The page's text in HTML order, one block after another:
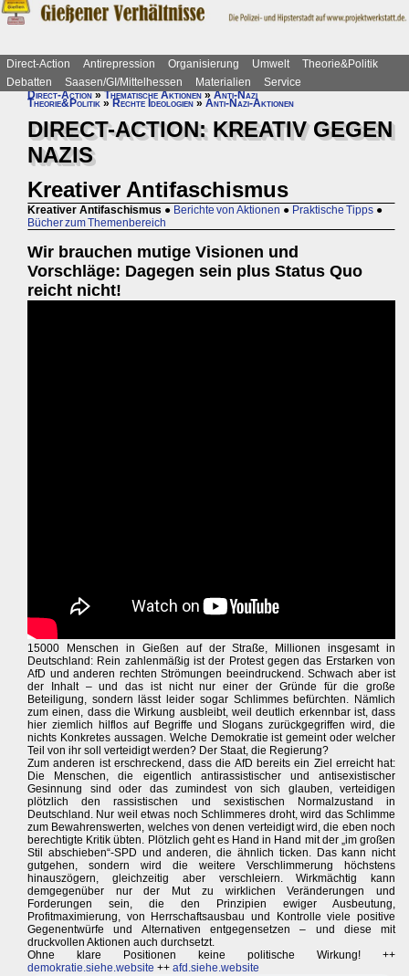
Direct-Action Antirepression Organisierung Umwelt
Theorie&Politik
Debatten
Saasen/GI/Mittelhessen Materialien
Service
Direct-Action»Thematische Aktionen»Anti-Nazi
Theorie&Politik » Rechte Ideologien » Anti-Nazi-Aktionen
DIRECT-ACTION: KREATIV GEGEN
NAZIS
Kreativer Antifaschismus
Kreativer Antifaschismus ● Berichte von Aktionen ● Praktische Tipps ●
Bücher zum Themenbereich
Wir brauchen mutige Visionen und
Vorschläge: Dagegen sein plus Status Quo
reicht nicht!
15000 Menschen in Gießen auf der Straße, Millionen insgesamt in
Deutschland: Rein zahlenmäßig ist der Protest gegen das Erstarken von
AfD und anderen rechten Strömungen beeindruckend. Schwach aber ist
der Inhalt – und das ist nicht nur einer der Gründe für die große
Beteiligung, sondern lässt leider sogar Schlimmes befürchten. Nämlich
zum einen, dass die Wirkung ausbleibt, weil deutlich erkennbar ist, dass
hier ziemlich hilflos auf Begriffe und Slogans zurückgegriffen wird, die
nichts Konkretes aussagen. Welche Demokratie ist gemeint oder welcher
Teil von ihr soll verteidigt werden? Der Staat, die Regierung?
Zum anderen ist erschreckend, dass die AfD bereits ein Ziel erreicht hat:
Die Menschen, die eigentlich antirassistischer und antisexistischer
Gesinnung sind oder das zumindest von sich glauben, verteidigen
plötzlich den rassistischen und sexistischen Normalzustand in
Deutschland. Nur weil etwas noch Schlimmeres droht, wird das Schlimme
zum Bewahrenswerten, welches von denen verteidigt wird, die eben noch
berechtigte Kritik übten. Plötzlich geht es Hand in Hand mit der „im großen
Stil abschieben“-SPD und anderen, die ähnlich ticken. Das kann nicht
gutgehen, sondern wird die weitere Verschlimmerung höchstens
hinauszögern, gleichzeitig aber verschleiern. Wirkmächtig kann
demgegenüber nur der Mut zu wirklichen Veränderungen und
Forderungen sein, die den Prinzipien ewiger Ausbeutung,
Profitmaximierung, von Herrschaftsausbau und Kontrolle viele positive
Gegenentwürfe und Alternativen entgegensetzen – und diese mit
druckvollen Aktionen auch durchsetzt.
Ohne klare Positionen keine politische Wirkung! ++
demokratie.siehe.website ++ afd.siehe.website